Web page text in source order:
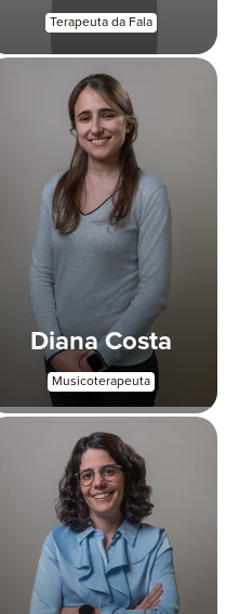
Terapeuta da Fala
Diana Costa
Musicoterapeuta